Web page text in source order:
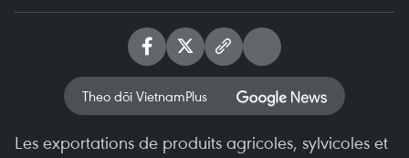
Theo dõi VietnamPlus
Les exportations de produits agricoles, sylvicoles et